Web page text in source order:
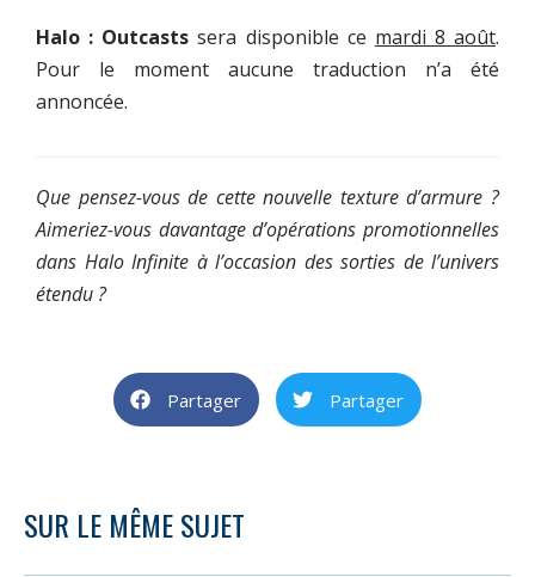
Halo : Outcasts sera disponible ce mardi 8 août.
Pour le moment aucune traduction n’a été
annoncée.
Que pensez-vous de cette nouvelle texture d’armure ?
Aimeriez-vous davantage d’opérations promotionnelles
dans Halo Infinite à l’occasion des sorties de l’univers
étendu ?
Partager Partager
SUR LE MÊME SUJET